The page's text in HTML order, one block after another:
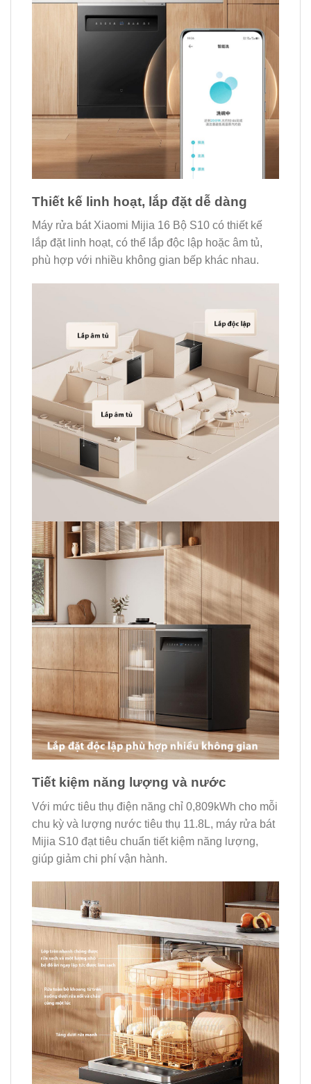
Thiết kế linh hoạt, lắp đặt dễ dàng
Máy rửa bát Xiaomi Mijia 16 Bộ S10 có thiết kế
lắp đặt linh hoạt, có thể lắp độc lập hoặc âm tủ,
phù hợp với nhiều không gian bếp khác nhau.
Tiết kiệm năng lượng và nước
Với mức tiêu thụ điện năng chỉ 0,809kWh cho mỗi
chu kỳ và lượng nước tiêu thụ 11.8L, máy rửa bát
Mijia S10 đạt tiêu chuẩn tiết kiệm năng lượng,
giúp giảm chi phí vận hành.